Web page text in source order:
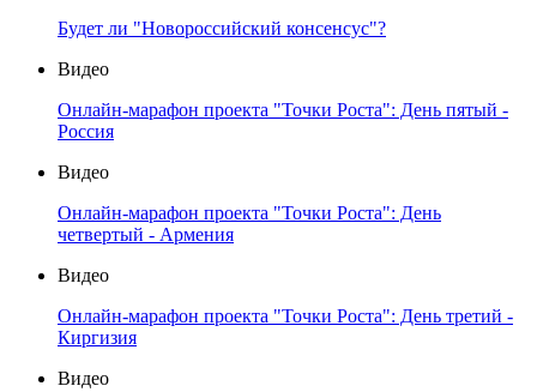
Будет ли "Новороссийский консенсус"?
Видео
Онлайн-марафон проекта "Точки Роста": День пятый -
Россия
Видео
Онлайн-марафон проекта "Точки Роста": День
четвертый - Армения
Видео
Онлайн-марафон проекта "Точки Роста": День третий -
Киргизия
Видео